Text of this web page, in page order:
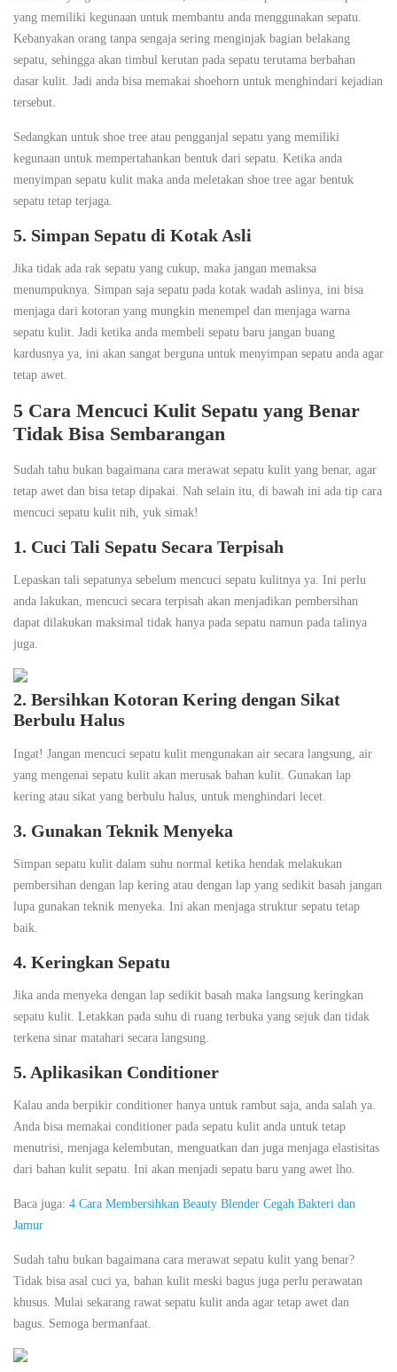
yang memiliki kegunaan untuk membantu anda menggunakan sepatu.
Kebanyakan orang tanpa sengaja sering menginjak bagian belakang
sepatu, sehingga akan timbul kerutan pada sepatu terutama berbahan
dasar kulit. Jadi anda bisa memakai shoehorn untuk menghindari kejadian
tersebut.
Sedangkan untuk shoe tree atau pengganjal sepatu yang memiliki
kegunaan untuk mempertahankan bentuk dari sepatu. Ketika anda
menyimpan sepatu kulit maka anda meletakan shoe tree agar bentuk
sepatu tetap terjaga.
5. Simpan Sepatu di Kotak Asli
Jika tidak ada rak sepatu yang cukup, maka jangan memaksa
menumpuknya. Simpan saja sepatu pada kotak wadah aslinya, ini bisa
menjaga dari kotoran yang mungkin menempel dan menjaga warna
sepatu kulit. Jadi ketika anda membeli sepatu baru jangan buang
kardusnya ya, ini akan sangat berguna untuk menyimpan sepatu anda agar
tetap awet.
5 Cara Mencuci Kulit Sepatu yang Benar
Tidak Bisa Sembarangan
Sudah tahu bukan bagaimana cara merawat sepatu kulit yang benar, agar
tetap awet dan bisa tetap dipakai. Nah selain itu, di bawah ini ada tip cara
mencuci sepatu kulit nih, yuk simak!
1. Cuci Tali Sepatu Secara Terpisah
Lepaskan tali sepatunya sebelum mencuci sepatu kulitnya ya. Ini perlu
anda lakukan, mencuci secara terpisah akan menjadikan pembersihan
dapat dilakukan maksimal tidak hanya pada sepatu namun pada talinya
juga.
2. Bersihkan Kotoran Kering dengan Sikat
Berbulu Halus
Ingat! Jangan mencuci sepatu kulit mengunakan air secara langsung, air
yang mengenai sepatu kulit akan merusak bahan kulit. Gunakan lap
kering atau sikat yang berbulu halus, untuk menghindari lecet.
3. Gunakan Teknik Menyeka
Simpan sepatu kulit dalam suhu normal ketika hendak melakukan
pembersihan dengan lap kering atau dengan lap yang sedikit basah jangan
lupa gunakan teknik menyeka. Ini akan menjaga struktur sepatu tetap
baik.
4. Keringkan Sepatu
Jika anda menyeka dengan lap sedikit basah maka langsung keringkan
sepatu kulit. Letakkan pada suhu di ruang terbuka yang sejuk dan tidak
terkena sinar matahari secara langsung.
5. Aplikasikan Conditioner
Kalau anda berpikir conditioner hanya untuk rambut saja, anda salah ya.
Anda bisa memakai conditioner pada sepatu kulit anda untuk tetap
menutrisi, menjaga kelembutan, menguatkan dan juga menjaga elastisitas
dari bahan kulit sepatu. Ini akan menjadi sepatu baru yang awet lho.
Baca juga: 4 Cara Membersihkan Beauty Blender Cegah Bakteri dan
Jamur
Sudah tahu bukan bagaimana cara merawat sepatu kulit yang benar?
Tidak bisa asal cuci ya, bahan kulit meski bagus juga perlu perawatan
khusus. Mulai sekarang rawat sepatu kulit anda agar tetap awet dan
bagus. Semoga bermanfaat.